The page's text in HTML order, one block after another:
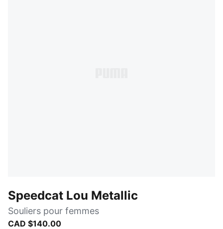
Speedcat Lou Metallic
Souliers pour femmes
CAD $140.00